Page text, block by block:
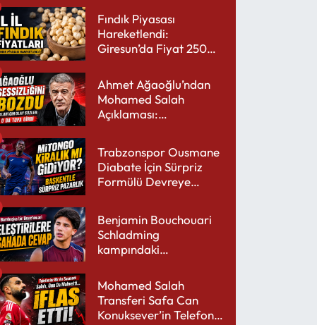
Fındık Piyasası
Hareketlendi:
Giresun’da Fiyat 250
Ahmet Ağaoğlu’ndan
Mohamed Salah
Açıklaması:
Yakışır
Trabzonspor Ousmane
Diabate İçin Sürpriz
Formülü Devreye
Benjamin Bouchouari
Schladming
kampındaki
Mohamed Salah
Transferi Safa Can
Konuksever’in Telefon